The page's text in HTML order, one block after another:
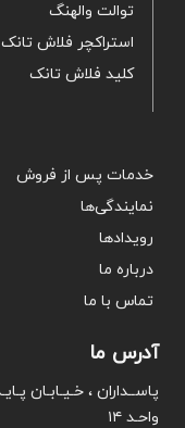
آدرس ما
واحـد ۱۴
خدمات پس از فروش
نمایندگی‌ها
رویدادها
درباره ما
تماس با ما
توالت والهنگ
استراکچر فلاش تانک
کلید فلاش تانک